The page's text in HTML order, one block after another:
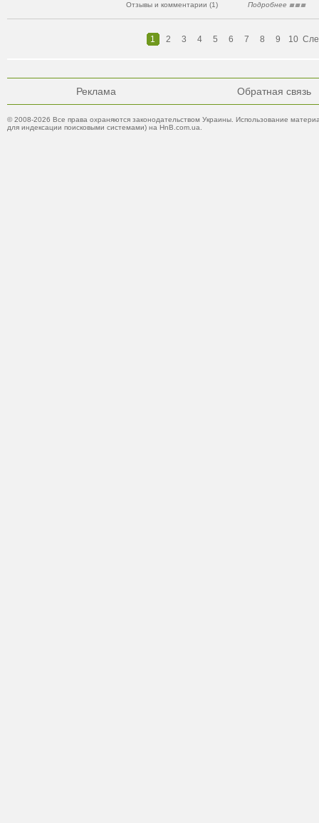
Отзывы и комментарии (1) Подробнее
1 2 3 4 5 6 7 8 9 10
Реклама Обратная связь
© 2008-2026 Все права охраняются законодательством Украины. Использование
для индексации поисковыми системами) на HnB.com.ua.